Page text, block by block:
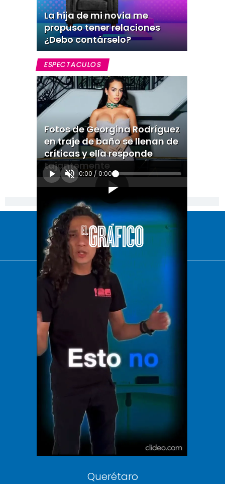
La hija de mi novia me
propuso tener relaciones
¿Debo contárselo?
ESPECTACULOS
Fotos de Georgina Rodríguez
en traje de baño se llenan de
críticas y ella responde
tajantemente
0:00 / 0:00
[Publicidad]
El Universal
Vive USA
Clase
De 10 sports
DeDinero
Confabulario
Aviso Oportuno
Consultas
Querétaro